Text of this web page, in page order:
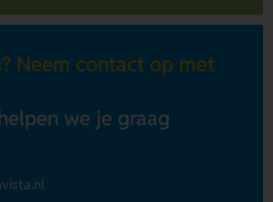
Neem contact op met
we je graag